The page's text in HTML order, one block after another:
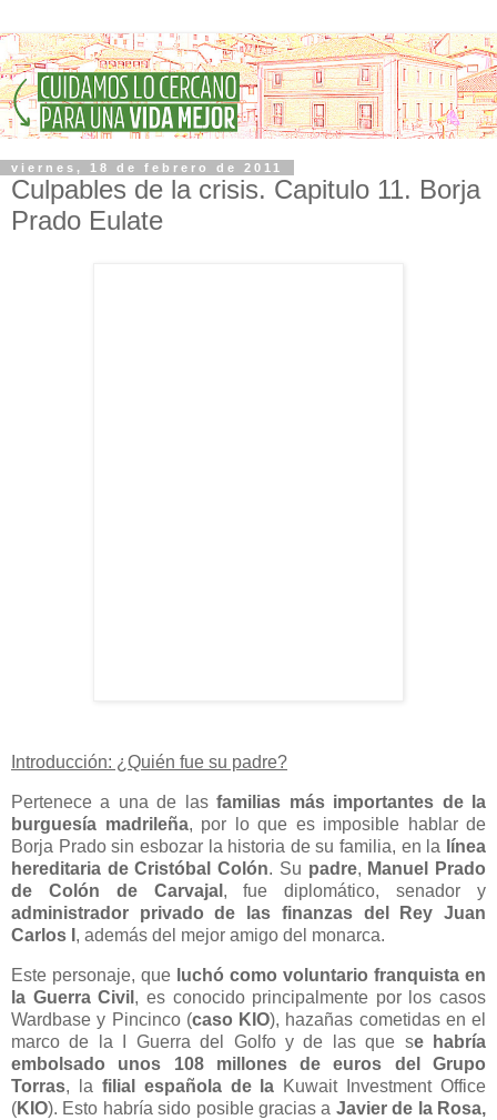
viernes, 18 de febrero de 2011
Culpables de la crisis. Capitulo 11. Borja
Prado Eulate
Introducción: ¿Quién fue su padre?
Pertenece a una de lasfamilias más importantes de la
burguesía madrileña, por lo que es imposible hablar de
Borja Prado sin esbozar la historia de su familia, en la
línea
hereditaria de Cristóbal Colón. Su padre, Manuel Prado
de Colón de Carvajal , fue diplomático, senador y
administrador privado de las finanzas del Rey Juan
Carlos I , además del mejor amigo del monarca.
Este personaje, que luchó como voluntario franquista en
la Guerra Civil , es conocido principalmente por los casos
Wardbase y Pincinco (caso KIO), hazañas cometidas en el
marco de la I Guerra del Golfo y de las que se habría
embolsado unos 108 millones de euros del Grupo
Torras, la filial española de la Kuwait Investment Office
(KIO). Esto habría sido posible gracias a Javier de la Rosa,